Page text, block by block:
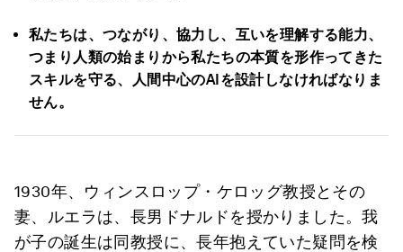
私たちは、つながり、協力し、互いを理解する能力、
つまり人類の始まりから私たちの本質を形作ってきた
スキルを守る、人間中心のAIを設計しなければなりま
せん。
1930年、ウィンスロップ・ケロッグ教授とその
妻、ルエラは、長男ドナルドを授かりました。我
が子の誕生は同教授に、長年抱えていた疑問を検